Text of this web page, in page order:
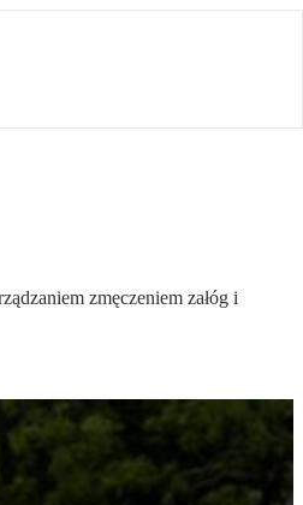
zmęczeniem załóg i